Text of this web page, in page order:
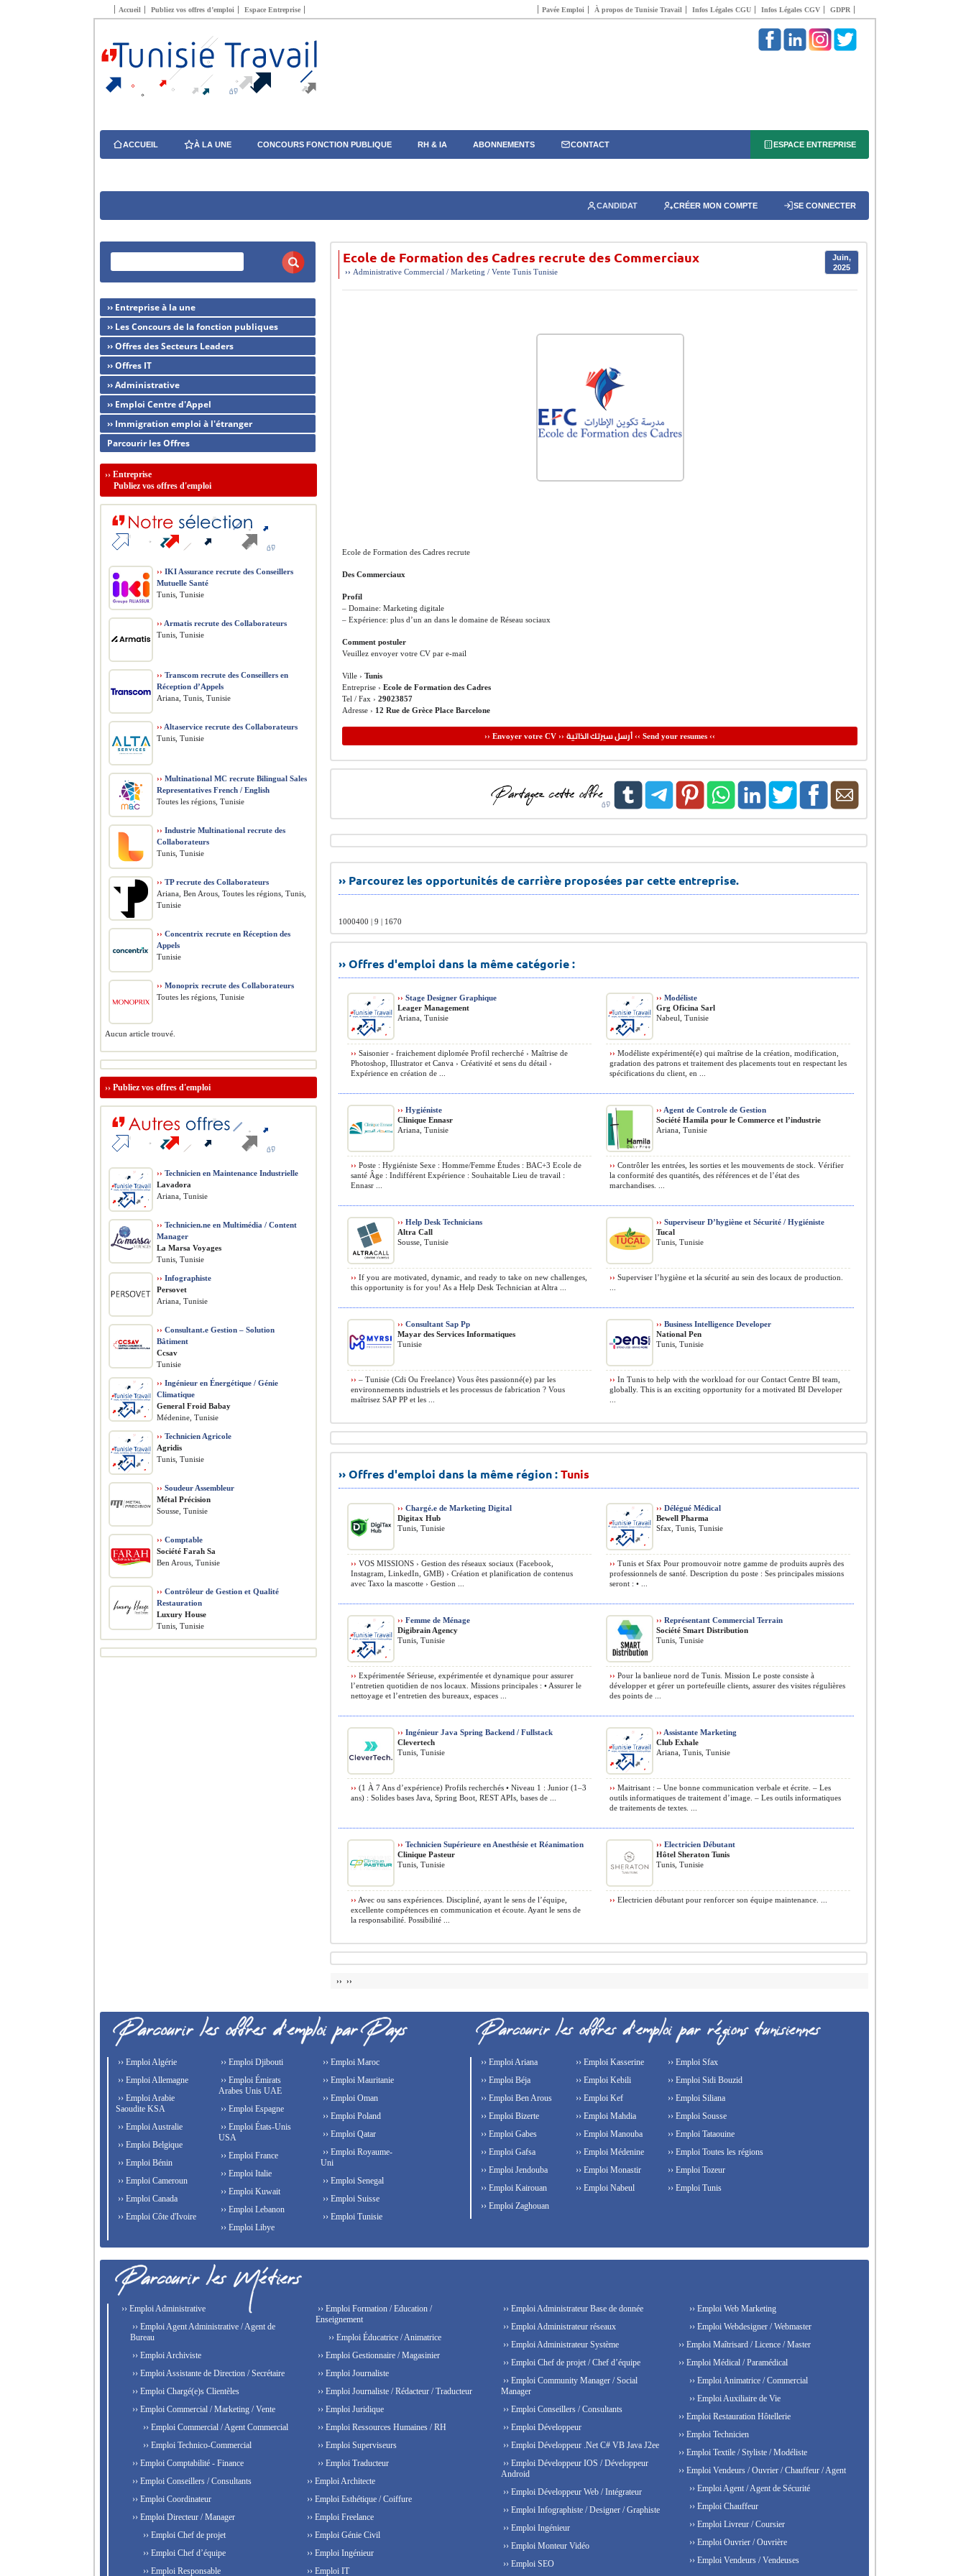
Accueil Publiez vos offres d’emploi Espace Entreprise Pavée Emploi À propos de Tunisie Travail Infos Légales CGU Infos Légales CGV GDPR
ACCUEIL À LA UNE CONCOURS FONCTION PUBLIQUE RH & IA ABONNEMENTS CONTACT ESPACE ENTREPRISE
CANDIDAT CRÉER MON COMPTE SE CONNECTER
Ecole de Formation des Cadres recrute des Commerciaux
Juin,
2025
›› Administrative Commercial / Marketing / Vente Tunis Tunisie
Ecole de Formation des Cadres recrute
Des Commerciaux
Profil
– Domaine: Marketing digitale
– Expérience: plus d’un an dans le domaine de Réseau sociaux
Comment postuler
Veuillez envoyer votre CV par e-mail
Ville › Tunis
Entreprise › Ecole de Formation des Cadres
Tel / Fax › 29023857
Adresse › 12 Rue de Grèce Place Barcelone
›› Envoyer votre CV ›› أرسل سيرتك الذاتية‹‹ Send your resumes ‹‹
›› Parcourez les opportunités de carrière proposées par cette entreprise.
1000400 | 9 | 1670
›› Offres d'emploi dans la même catégorie :
›› Stage Designer Graphique
Leager Management
Ariana, Tunisie
›› Saisonier - fraichement diplomée Profil recherché › Maîtrise de
Photoshop, Illustrator et Canva › Créativité et sens du détail ›
Expérience en création de ...
›› Modéliste
Grg Oficina Sarl
Nabeul, Tunisie
›› Modéliste expérimenté(e) qui maîtrise de la création, modification,
gradation des patrons et traitement des placements tout en respectant les
spécifications du client, en ...
›› Hygiéniste
Clinique Ennasr
Ariana, Tunisie
›› Poste : Hygiéniste Sexe : Homme/Femme Études : BAC+3 Ecole de
santé Âge : Indifférent Expérience : Souhaitable Lieu de travail :
Ennasr ...
›› Agent de Controle de Gestion
Société Hamila pour le Commerce et l’industrie
Ariana, Tunisie
›› Contrôler les entrées, les sorties et les mouvements de stock. Vérifier
la conformité des quantités, des références et de l’état des
marchandises. ...
›› Help Desk Technicians
Altra Call
Sousse, Tunisie
›› If you are motivated, dynamic, and ready to take on new challenges,
this opportunity is for you! As a Help Desk Technician at Altra ...
›› Superviseur D’hygiène et Sécurité / Hygiéniste
Tucal
Tunis, Tunisie
›› Superviser l’hygiène et la sécurité au sein des locaux de production.
›› Consultant Sap Pp
Mayar des Services Informatiques
Tunisie
›› – Tunisie (Cdi Ou Freelance) Vous êtes passionné(e) par les
environnements industriels et les processus de fabrication ? Vous
maîtrisez SAP PP et les ...
›› Business Intelligence Developer
National Pen
Tunis, Tunisie
›› In Tunis to help with the workload for our Contact Centre BI team,
globally. This is an exciting opportunity for a motivated BI Developer
›› Offres d'emploi dans la même région :Tunis
›› Chargé.e de Marketing Digital
Digitax Hub
Tunis, Tunisie
›› VOS MISSIONS › Gestion des réseaux sociaux (Facebook,
Instagram, LinkedIn, GMB) › Création et planification de contenus
avec Taxo la mascotte › Gestion ...
›› Délégué Médical
Bewell Pharma
Sfax, Tunis, Tunisie
›› Tunis et Sfax Pour promouvoir notre gamme de produits auprès des
professionnels de santé. Description du poste : Ses principales missions
seront : • ...
›› Femme de Ménage
Digibrain Agency
Tunis, Tunisie
›› Expérimentée Sérieuse, expérimentée et dynamique pour assurer
l’entretien quotidien de nos locaux. Missions principales : • Assurer le
nettoyage et l’entretien des bureaux, espaces ...
›› Représentant Commercial Terrain
Société Smart Distribution
Tunis, Tunisie
›› Pour la banlieue nord de Tunis. Mission Le poste consiste à
développer et gérer un portefeuille clients, assurer des visites régulières
des points de ...
›› Ingénieur Java Spring Backend / Fullstack
Clevertech
Tunis, Tunisie
›› (1 À 7 Ans d’expérience) Profils recherchés • Niveau 1 : Junior (1–3
ans) : Solides bases Java, Spring Boot, REST APIs, bases de ...
›› Assistante Marketing
Club Exhale
Ariana, Tunis, Tunisie
›› Maitrisant : – Une bonne communication verbale et écrite. – Les
outils informatiques de traitement d’image. – Les outils informatiques
de traitements de textes. ...
›› Technicien Supérieure en Anesthésie et Réanimation
Clinique Pasteur
Tunis, Tunisie
›› Avec ou sans expériences. Discipliné, ayant le sens de l’équipe,
excellente compétences en communication et écoute. Ayant le sens de
la responsabilité. Possibilité ...
›› Electricien Débutant
Hôtel Sheraton Tunis
Tunis, Tunisie
›› Electricien débutant pour renforcer son équipe maintenance. ...
›› ››
›› Entreprise à la une
›› Les Concours de la fonction publiques
›› Offres des Secteurs Leaders
›› Offres IT
›› Administrative
›› Emploi Centre d'Appel
›› Immigration emploi à l'étranger
Parcourir les Offres
›› Entreprise
Publiez vos offres d'emploi
›› IKI Assurance recrute des Conseillers
Mutuelle Santé
Tunis, Tunisie
›› Armatis recrute des Collaborateurs
Tunis, Tunisie
›› Transcom recrute des Conseillers en
Réception d’Appels
Ariana, Tunis, Tunisie
›› Altaservice recrute des Collaborateurs
Tunis, Tunisie
›› Multinational MC recrute Bilingual Sales
Representatives French / English
Toutes les régions, Tunisie
›› Industrie Multinational recrute des
Collaborateurs
Tunis, Tunisie
›› TP recrute des Collaborateurs
Ariana, Ben Arous, Toutes les régions, Tunis,
Tunisie
›› Concentrix recrute en Réception des
Appels
Tunisie
›› Monoprix recrute des Collaborateurs
Toutes les régions, Tunisie
Aucun article trouvé.
›› Publiez vos offres d'emploi
›› Technicien en Maintenance Industrielle
Lavadora
Ariana, Tunisie
›› Technicien.ne en Multimédia / Content
Manager
La Marsa Voyages
Tunis, Tunisie
›› Infographiste
Persovet
Ariana, Tunisie
›› Consultant.e Gestion – Solution
Bâtiment
Ccsav
Tunisie
›› Ingénieur en Énergétique / Génie
Climatique
General Froid Babay
Médenine, Tunisie
›› Technicien Agricole
Agridis
Tunis, Tunisie
›› Soudeur Assembleur
Métal Précision
Sousse, Tunisie
›› Comptable
Société Farah Sa
Ben Arous, Tunisie
›› Contrôleur de Gestion et Qualité
Restauration
Luxury House
Tunis, Tunisie
›› Emploi Algérie
›› Emploi Allemagne
›› Emploi Arabie
Saoudite KSA
›› Emploi Australie
›› Emploi Belgique
›› Emploi Bénin
›› Emploi Cameroun
›› Emploi Canada
›› Emploi Côte d'Ivoire
›› Emploi Djibouti
›› Emploi Émirats
Arabes Unis UAE
›› Emploi Espagne
›› Emploi États-Unis
USA
›› Emploi France
›› Emploi Italie
›› Emploi Kuwait
›› Emploi Lebanon
›› Emploi Libye
›› Emploi Maroc
›› Emploi Mauritanie
›› Emploi Oman
›› Emploi Poland
›› Emploi Qatar
›› Emploi Royaume-
Uni
›› Emploi Senegal
›› Emploi Suisse
›› Emploi Tunisie
›› Emploi Ariana
›› Emploi Béja
›› Emploi Ben Arous
›› Emploi Bizerte
›› Emploi Gabes
›› Emploi Gafsa
›› Emploi Jendouba
›› Emploi Kairouan
›› Emploi Kasserine
›› Emploi Kebili
›› Emploi Kef
›› Emploi Mahdia
›› Emploi Manouba
›› Emploi Médenine
›› Emploi Monastir
›› Emploi Nabeul
›› Emploi Sfax
›› Emploi Sidi Bouzid
›› Emploi Siliana
›› Emploi Sousse
›› Emploi Tataouine
›› Emploi Toutes les régions
›› Emploi Tozeur
›› Emploi Tunis
›› Emploi Zaghouan
›› Emploi Administrative
›› Emploi Agent Administrative / Agent de
Bureau
›› Emploi Archiviste
›› Emploi Assistante de Direction / Secrétaire
›› Emploi Chargé(e)s Clientèles
›› Emploi Commercial / Marketing / Vente
›› Emploi Commercial / Agent Commercial
›› Emploi Technico-Commercial
›› Emploi Comptabilité - Finance
›› Emploi Conseillers / Consultants
›› Emploi Coordinateur
›› Emploi Directeur / Manager
›› Emploi Chef de projet
›› Emploi Chef d’équipe
›› Emploi Responsable
›› Emploi Formation / Education /
Enseignement
›› Emploi Éducatrice / Animatrice
›› Emploi Gestionnaire / Magasinier
›› Emploi Journaliste
›› Emploi Journaliste / Rédacteur / Traducteur
›› Emploi Juridique
›› Emploi Ressources Humaines / RH
›› Emploi Superviseurs
›› Emploi Traducteur
›› Emploi Architecte
›› Emploi Esthétique / Coiffure
›› Emploi Freelance
›› Emploi Génie Civil
›› Emploi Ingénieur
›› Emploi IT
›› Emploi Administrateur Base de donnée
›› Emploi Administrateur réseaux
›› Emploi Administrateur Système
›› Emploi Chef de projet / Chef d’équipe
›› Emploi Community Manager / Social
Manager
›› Emploi Conseillers / Consultants
›› Emploi Développeur
›› Emploi Développeur .Net C# VB Java J2ee
›› Emploi Développeur IOS / Développeur
Android
›› Emploi Développeur Web / Intégrateur
›› Emploi Infographiste / Designer / Graphiste
›› Emploi Ingénieur
›› Emploi Monteur Vidéo
›› Emploi SEO
›› Emploi Web Marketing
›› Emploi Webdesigner / Webmaster
›› Emploi Maîtrisard / Licence / Master
›› Emploi Médical / Paramédical
›› Emploi Animatrice / Commercial
›› Emploi Auxiliaire de Vie
›› Emploi Restauration Hôtellerie
›› Emploi Technicien
›› Emploi Textile / Styliste / Modéliste
›› Emploi Vendeurs / Ouvrier / Chauffeur / Agent
›› Emploi Agent / Agent de Sécurité
›› Emploi Chauffeur
›› Emploi Livreur / Coursier
›› Emploi Ouvrier / Ouvrière
›› Emploi Vendeurs / Vendeuses